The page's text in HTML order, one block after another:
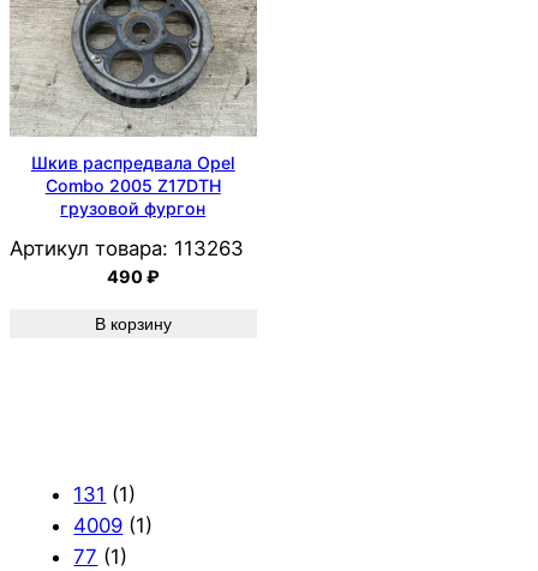
Шкив распредвала Opel
Combo 2005 Z17DTH
грузовой фургон
Артикул товара: 113263
490₽
В корзину
131 (1)
4009 (1)
77 (1)